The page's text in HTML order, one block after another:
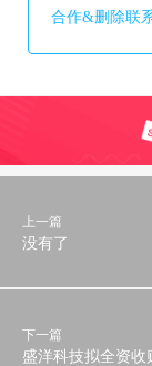
合作&删除联
上一篇
没有了
下一篇
盛洋科技拟全资收